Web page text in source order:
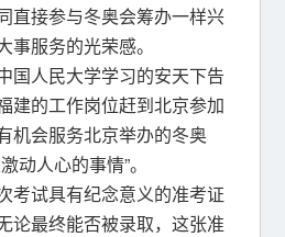
直接参与冬奥会筹办一样兴
服务的光荣感。
国人民大学学习的安天下告
建的工作岗位赶到北京参加
机会服务北京举办的冬奥
动人心的事情”。
考试具有纪念意义的准考证
论最终能否被录取，这张准